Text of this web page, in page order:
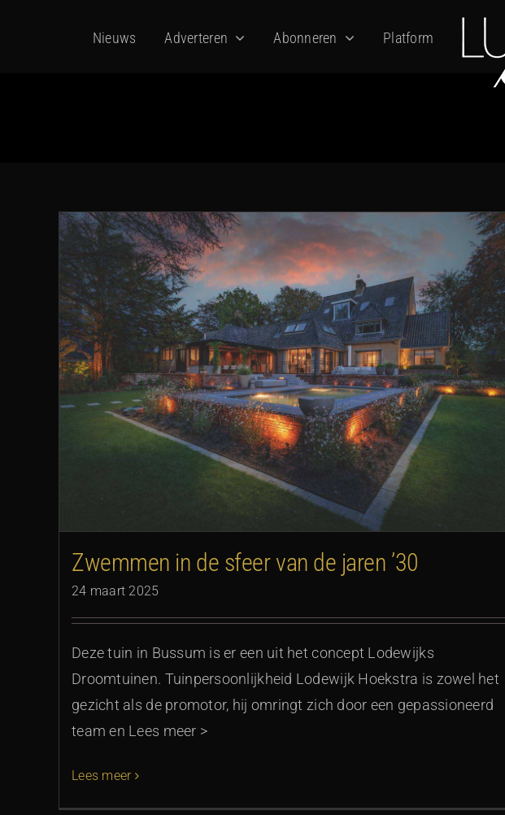
Nieuws Adverteren Abonneren Platform
Zwemmen in de sfeer van de jaren ’30
24 maart 2025
Deze tuin in Bussum is er een uit het concept Lodewijks
Droomtuinen. Tuinpersoonlijkheid Lodewijk Hoekstra is zowel het
gezicht als de promotor, hij omringt zich door een gepassioneerd
team en Lees meer >
Lees meer
Laagdrempelige tuinverlichting van hoog niveau